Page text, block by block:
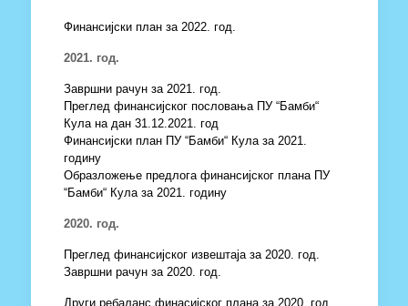
Финансијски план за 2022. год.
2021. год.
Завршни рачун за 2021. год.
Преглед финансијског пословања ПУ “Бамби“
Кула на дан 31.12.2021. год
Финансијски план ПУ “Бамби“ Кула за 2021.
годину
Образложење предлога финансијског плана ПУ
“Бамби“ Кула за 2021. годину
2020. год.
Преглед финансијског извештаја за 2020. год.
Завршни рачун за 2020. год.
Други ребаланс финасијског плана за 2020. год.